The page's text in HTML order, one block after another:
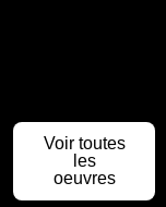
Voir toutes
les
oeuvres